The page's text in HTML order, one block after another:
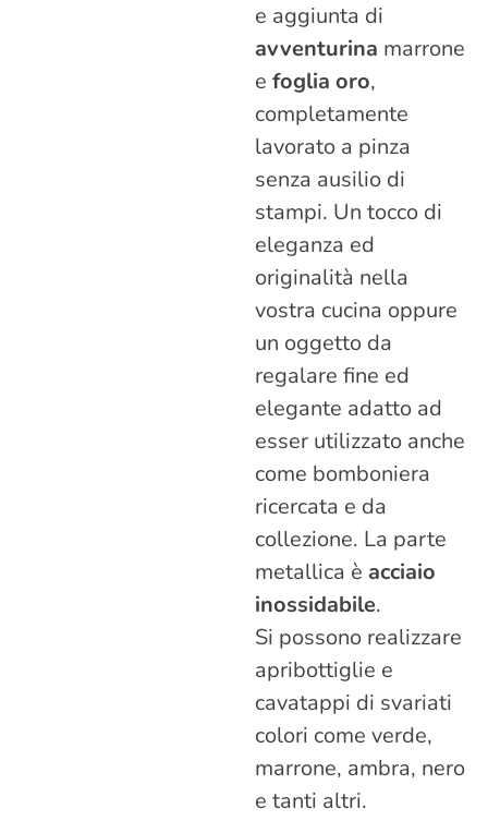
e aggiunta di
avventurina marrone
e foglia oro,
completamente
lavorato a pinza
senza ausilio di
stampi. Un tocco di
eleganza ed
originalità nella
vostra cucina oppure
un oggetto da
regalare fine ed
elegante adatto ad
esser utilizzato anche
come bomboniera
ricercata e da
collezione. La parte
metallica è acciaio
inossidabile.
Si possono realizzare
apribottiglie e
cavatappi di svariati
colori come verde,
marrone, ambra, nero
e tanti altri.